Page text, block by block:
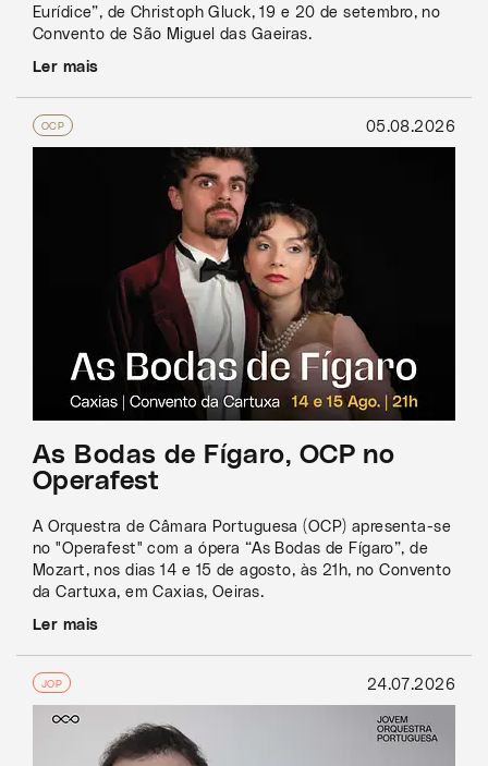
Eurídice”, de Christoph Gluck, 19 e 20 de setembro, no
Convento de São Miguel das Gaeiras.
Ler mais
OCP 05.08.2026
As Bodas de Fígaro, OCP no
Operafest
A Orquestra de Câmara Portuguesa (OCP) apresenta-se
no "Operafest" com a ópera “As Bodas de Fígaro”, de
Mozart, nos dias 14 e 15 de agosto, às 21h, no Convento
da Cartuxa, em Caxias, Oeiras.
Ler mais
JOP 24.07.2026